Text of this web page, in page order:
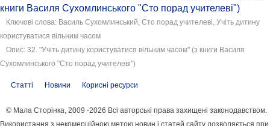
книги Василя Сухомлинського "Сто порад учителеві")
Ключові слова: Василь Сухомлинський, Сто порад учителеві, Учіть дитину
користуватися вільним часом
Опис: 32. "Учіть дитину користуватися вільним часом" (з книги Василя
Сухомлинського "Сто порад учителеві")
Статті Новини Корисні ресурси
© Мала Сторінка, 2009 -2026 Всі авторські права захищені законодавством.
Використання з некомерційною метою новин і статей сайту дозволяється при